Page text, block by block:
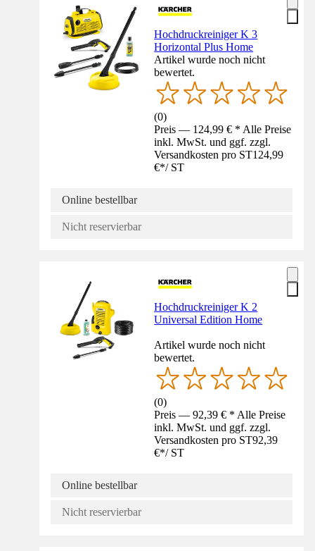
Hochdruckreiniger K 3
Horizontal Plus Home
Artikel wurde noch nicht
bewertet.
(0)
Preis — 124,99 € * Alle Preise
inkl. MwSt. und ggf. zzgl.
Versandkosten pro ST124,99
€*/ ST
Online bestellbar
Nicht reservierbar
Hochdruckreiniger K 2
Universal Edition Home
Artikel wurde noch nicht
bewertet.
(0)
Preis — 92,39 € * Alle Preise
inkl. MwSt. und ggf. zzgl.
Versandkosten pro ST92,39
€*/ ST
Online bestellbar
Nicht reservierbar